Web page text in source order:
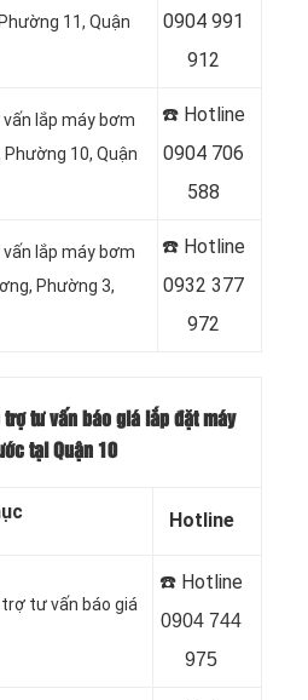
11, Quận
0904 991
912
vấn lắp máy bơm
Phường 10, Quận
☎️ Hotline
0904 706
588
vấn lắp máy bơm
Phường 3,
☎️ Hotline
0932 377
972
trợ tư vấn báo giá lắp đặt máy
tại Quận 10
Hotline
trợ tư vấn báo giá
☎️ Hotline
0904 744
975